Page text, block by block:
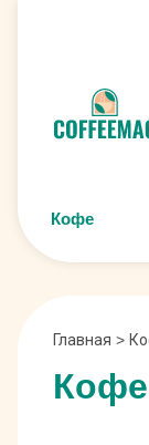
Кофе
Главная >
Кофе